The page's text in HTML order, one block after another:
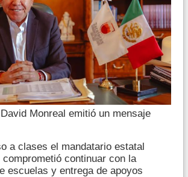
Monreal emitió un mensaje
a clases el mandatario estatal
comprometió continuar con la
escuelas y entrega de apoyos